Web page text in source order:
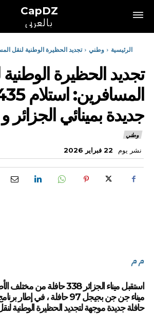
CapDZ
بالعربي
الرئيسية وطني
تجديد الحظيرة
جديدة بمينائي
وطني
نشر يوم 22 فبراير 2026
م م
استقبل ميناء الجزائر 338 حافلة
حافلة جديدة موجهة لتجديد الحظيرة الوطنية